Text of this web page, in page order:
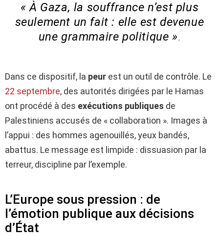
« À Gaza, la souffrance n’est plus
seulement un fait : elle est devenue
une grammaire politique ».
Dans ce dispositif, la peur est un outil de contrôle. Le
22 septembre, des autorités dirigées par le Hamas
ont procédé à des exécutions publiques de
Palestiniens accusés de « collaboration ». Images à
l’appui : des hommes agenouillés, yeux bandés,
abattus. Le message est limpide : dissuasion par la
terreur, discipline par l’exemple.
L’Europe sous pression : de
l’émotion publique aux décisions
d’État